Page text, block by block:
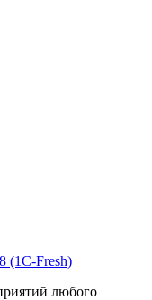
(1С-Fresh)
любого